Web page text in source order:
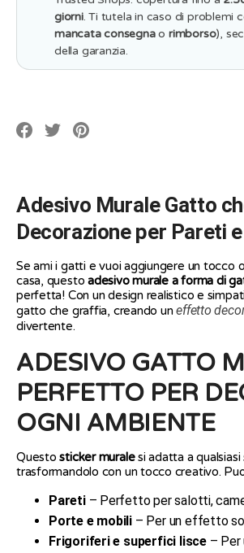
giorni. Ti tutela in caso di problemi
mancata consegnaorimborso),
della garanzia.
TranslationTranslationTranslation
Adesivo Murale Gatto
Decorazione per Pareti
Se ami i gatti e vuoi aggiungere un tocco
casa, questoadesivo murale a forma di
perfetta! Con un design realistico e
gatto che graffia, creando uneffetto
divertente.
ADESIVO GATTO
PERFETTO PER
OGNI AMBIENTE
Questosticker muralesi adatta a qualsiasi
trasformandolo con un tocco creativo.
Pareti– Perfetto per salotti,
Porte e mobili – Per un effetto
Frigoriferi e superfici lisce– Per